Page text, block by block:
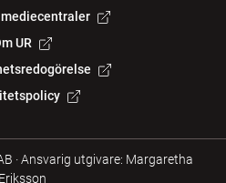
mediecentraler
UR
·Ansvarig utgivare: Margaretha
Eriksson